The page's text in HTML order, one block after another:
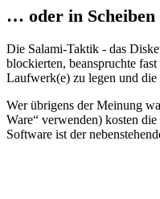
… oder in Scheiben
Die Salami-Taktik - das
blockierten, beanspruchte
Laufwerk(e) zu legen und
Wer übrigens der Meinung
Ware“ verwenden) kosten
Software ist der